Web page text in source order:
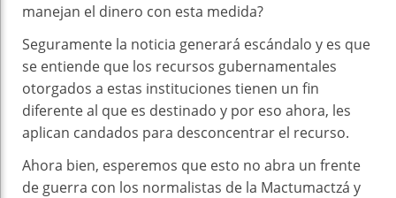
manejan el dinero con esta medida?
Seguramente la noticia generará escándalo y es que
se entiende que los recursos gubernamentales
otorgados a estas instituciones tienen un fin
diferente al que es destinado y por eso ahora, les
aplican candados para desconcentrar el recurso.
Ahora bien, esperemos que esto no abra un frente
de guerra con los normalistas de la Mactumactzá y